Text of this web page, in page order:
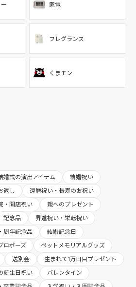
家電
フレグランス
くまモン
婚式の演出アイテム
結婚祝い
返し
還暦祝い・長寿のお祝い
・開店祝い
親へのプレゼント
記念品
昇進祝い・栄転祝い
周年記念品
結婚記念日
ロポーズ
ペットメモリアルグッズ
送別会
生まれて1万日目プレゼント
誕生日祝い
バレンタイン